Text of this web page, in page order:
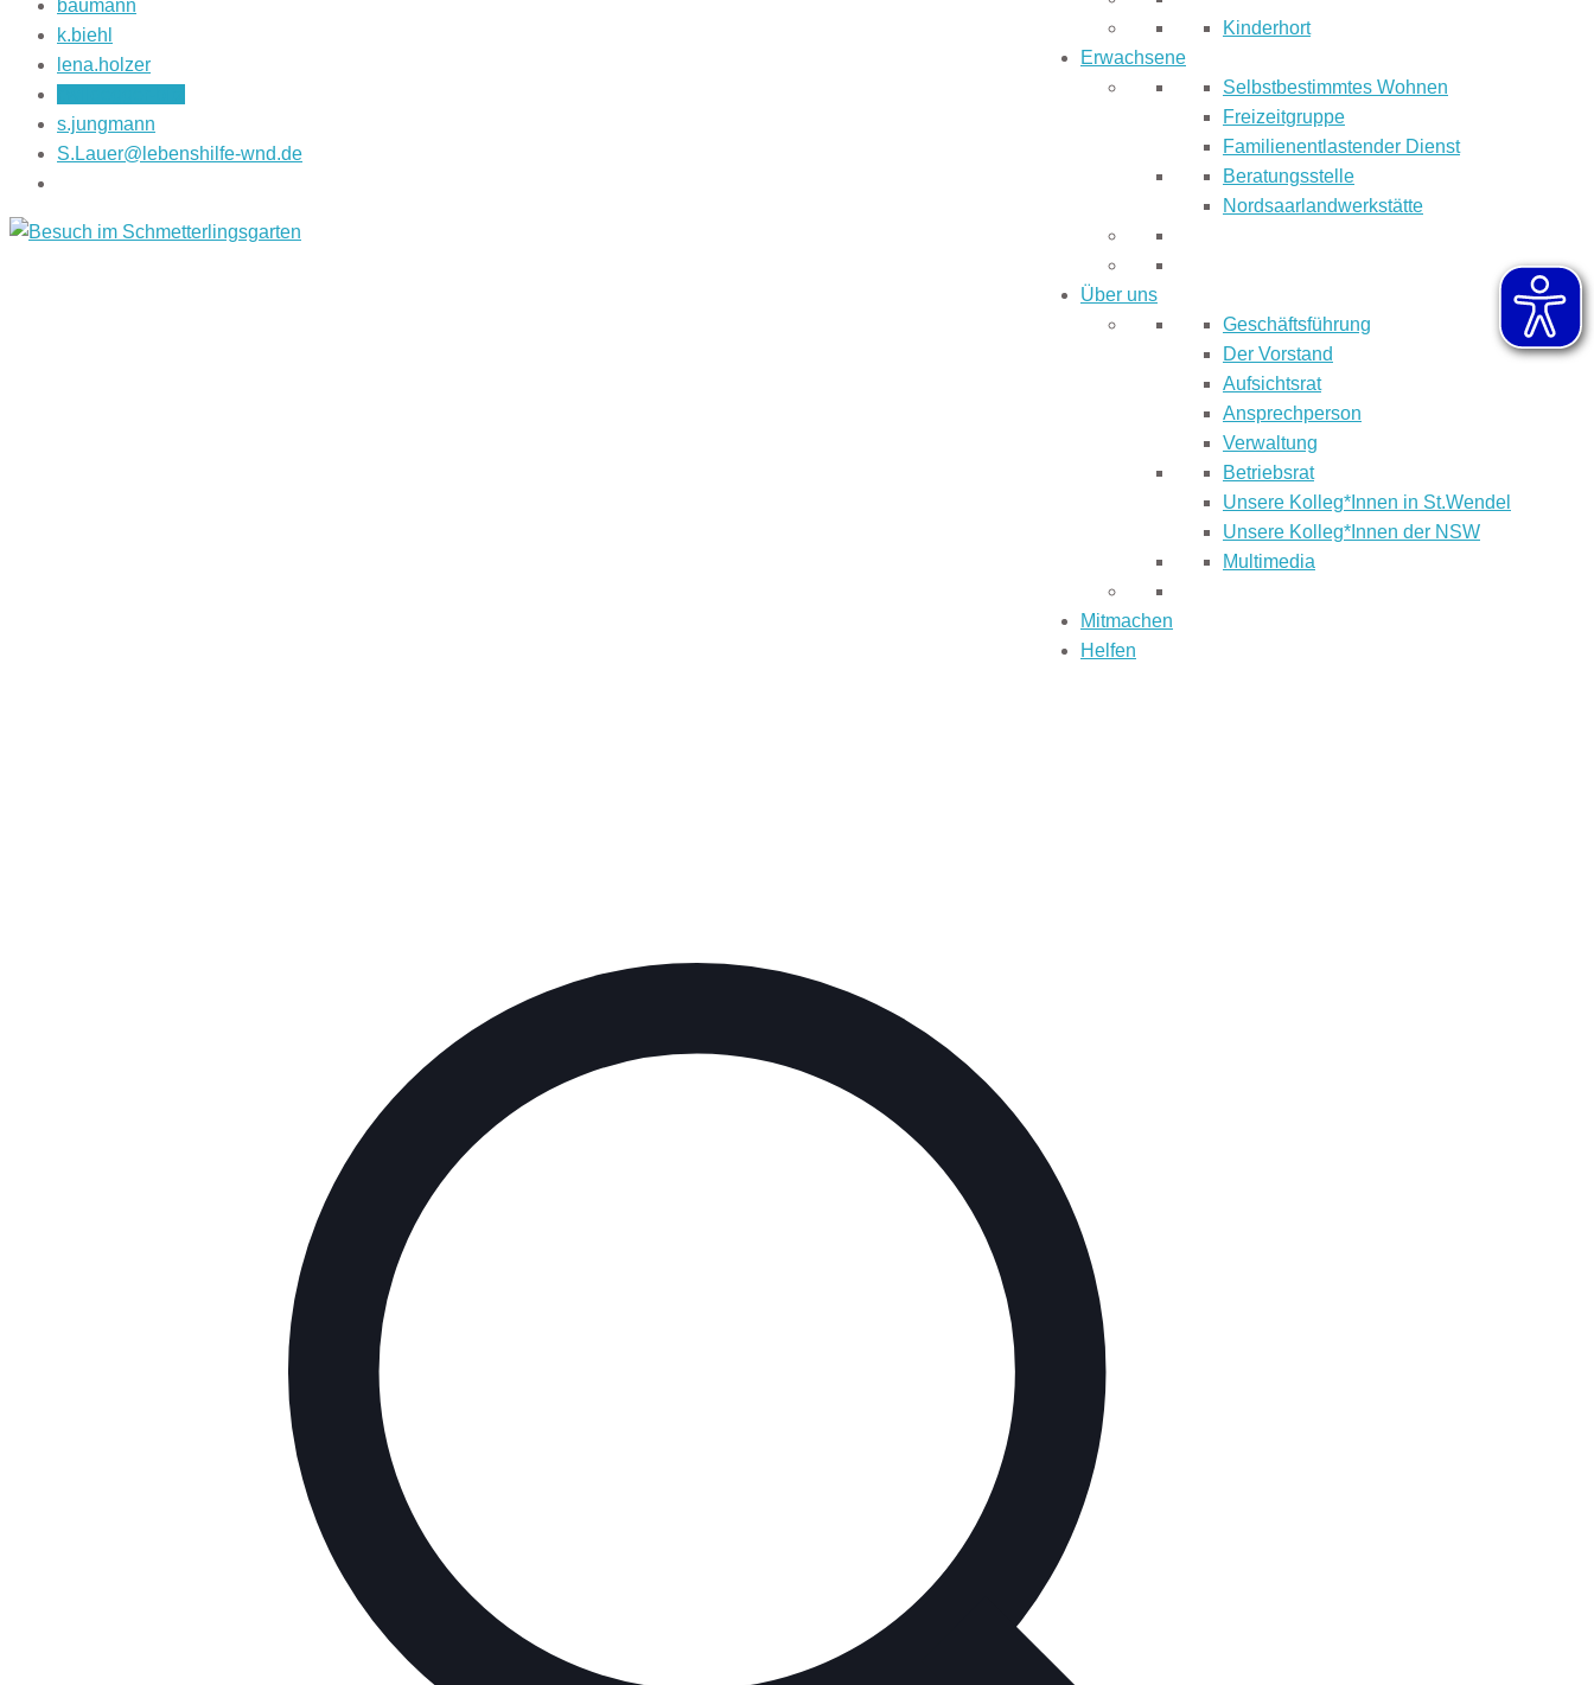
Kinderhort
Erwachsene
Selbstbestimmtes Wohnen
Freizeitgruppe
Familienentlastender Dienst
Beratungsstelle
Nordsaarlandwerkstätte
Über uns
Geschäftsführung
Der Vorstand
Aufsichtsrat
Ansprechperson
Verwaltung
Betriebsrat
Unsere Kolleg*Innen in St.Wendel
Unsere Kolleg*Innen der NSW
Multimedia
Mitmachen
Helfen
baumann
k.biehl
lena.holzer
s.jungmann
S.Lauer@lebenshilfe-wnd.de